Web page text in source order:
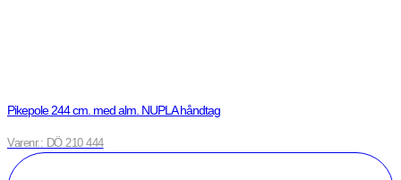
Pikepole 244 cm. med alm. NUPLA håndtag
Varenr.: DÖ 210 444